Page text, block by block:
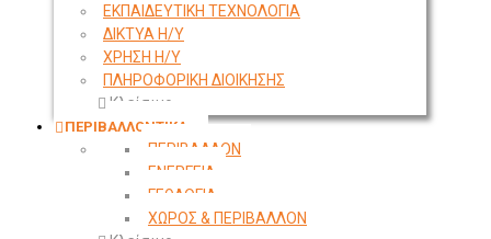
ΕΚΠΑΙΔΕΥΤΙΚΗ ΤΕΧΝΟΛΟΓΙΑ
ΔΙΚΤΥΑ Η/Υ
ΧΡΗΣΗ Η/Υ
ΠΛΗΡΟΦΟΡΙΚΗ ΔΙΟΙΚΗΣΗΣ
Κλείσιμο
ΠΕΡΙΒΑΛΛΟΝΤΙΚΑ
ΠΕΡΙΒΑΛΛΟΝ
ΕΝΕΡΓΕΙΑ
ΓΕΩΛΟΓΙΑ
ΧΩΡΟΣ & ΠΕΡΙΒΑΛΛΟΝ